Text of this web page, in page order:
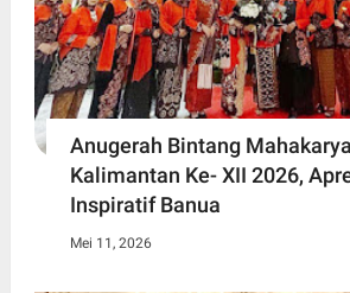
Anugerah Bintang
Kalimantan Ke- XII 2026,
Inspiratif Banua
Mei 11, 2026